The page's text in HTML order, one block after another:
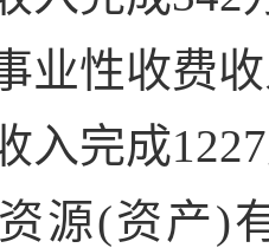
业性收费
入完成
源(资产)